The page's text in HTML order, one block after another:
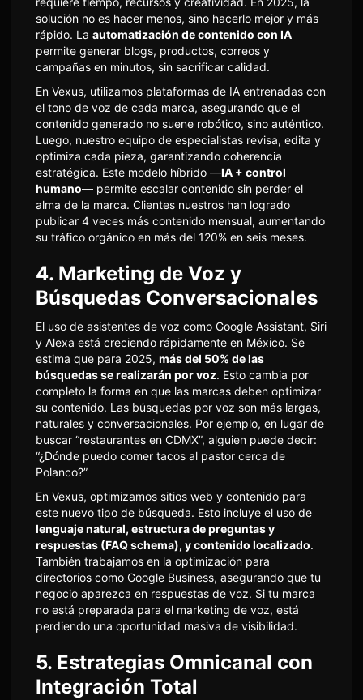
solución no es hacer menos, sino hacerlo mejor y más
rápido. La automatización de contenido con IA
permite generar blogs, productos, correos y
campañas en minutos, sin sacrificar calidad.
En Vexus, utilizamos plataformas de IA entrenadas con
el tono de voz de cada marca, asegurando que el
contenido generado no suene robótico, sino auténtico.
Luego, nuestro equipo de especialistas revisa, edita y
optimiza cada pieza, garantizando coherencia
estratégica. Este modelo híbrido —IA + control
humano— permite escalar contenido sin perder el
alma de la marca. Clientes nuestros han logrado
publicar 4 veces más contenido mensual, aumentando
su tráfico orgánico en más del 120% en seis meses.
4. Marketing de Voz y
Búsquedas Conversacionales
El uso de asistentes de voz como Google Assistant, Siri
y Alexa está creciendo rápidamente en México. Se
estima que para 2025, más del 50% de las
búsquedas se realizarán por voz. Esto cambia por
completo la forma en que las marcas deben optimizar
su contenido. Las búsquedas por voz son más largas,
naturales y conversacionales. Por ejemplo, en lugar de
buscar “restaurantes en CDMX”, alguien puede decir:
“¿Dónde puedo comer tacos al pastor cerca de
Polanco?”
En Vexus, optimizamos sitios web y contenido para
este nuevo tipo de búsqueda. Esto incluye el uso de
lenguaje natural, estructura de preguntas y
respuestas (FAQ schema), y contenido localizado.
También trabajamos en la optimización para
directorios como Google Business, asegurando que tu
negocio aparezca en respuestas de voz. Si tu marca
no está preparada para el marketing de voz, está
perdiendo una oportunidad masiva de visibilidad.
5. Estrategias Omnicanal con
Integración Total